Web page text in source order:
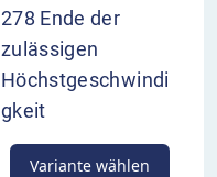
278 Ende der
zulässigen
Höchstgeschwindi
gkeit
Variante wählen